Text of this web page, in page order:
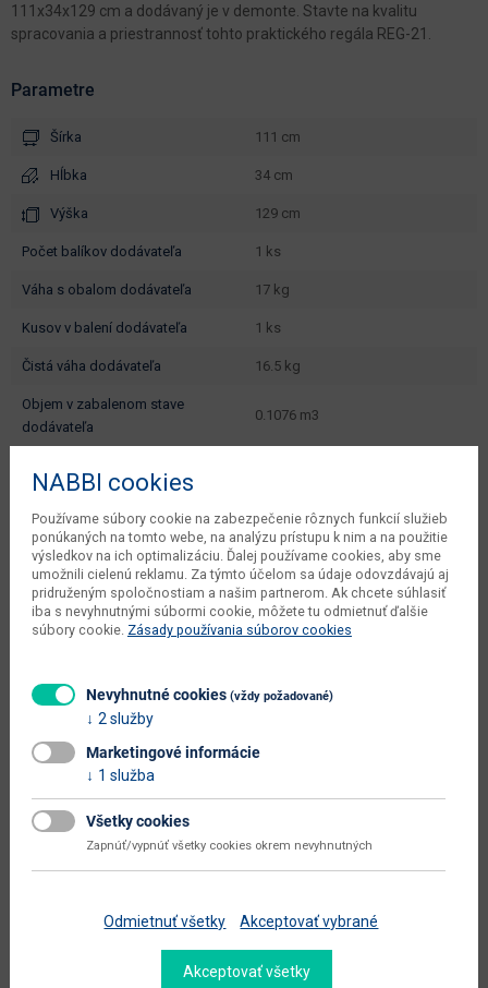
111x34x129 cm a dodávaný je v demonte. Stavte na kvalitu
spracovania a priestrannosť tohto praktického regála REG-21.
Parametre
Šírka 111 cm
Hĺbka 34 cm
Výška 129 cm
počet balíkov dodávateľa 1 ks
váha s obalom dodávateľa 17 kg
kusov v balení dodávateľa 1 ks
čistá váha dodávateľa 16.5 kg
objem v zabalenom stave
dodávateľa
0.1076 m3
montáž vyžaduje zručnosť
údržba utierať navlhko
hlavná farba dub
prevedenie s leskom nie
Alternatívne produkty
Nabbík
NABBI cookies
Používame súbory cookie na zabezpečenie rôznych funkcií služieb
ponúkaných na tomto webe, na analýzu prístupu k nim a na použitie
výsledkov na ich optimalizáciu. Ďalej používame cookies, aby sme
umožnili cielenú reklamu. Za týmto účelom sa údaje odovzdávajú aj
pridruženým spoločnostiam a našim partnerom. Ak chcete súhlasiť
iba s nevyhnutnými súbormi cookie, môžete tu odmietnuť ďalšie
súbory cookie. Zásady používania súborov cookies
Nevyhnutné cookies (vždy požadované)
2 služby
Marketingové informácie
1 služba
Všetky cookies
Zapnúť/vypnúť všetky cookies okrem nevyhnutných
Odmietnuť všetky Akceptovať vybrané
Akceptovať všetky